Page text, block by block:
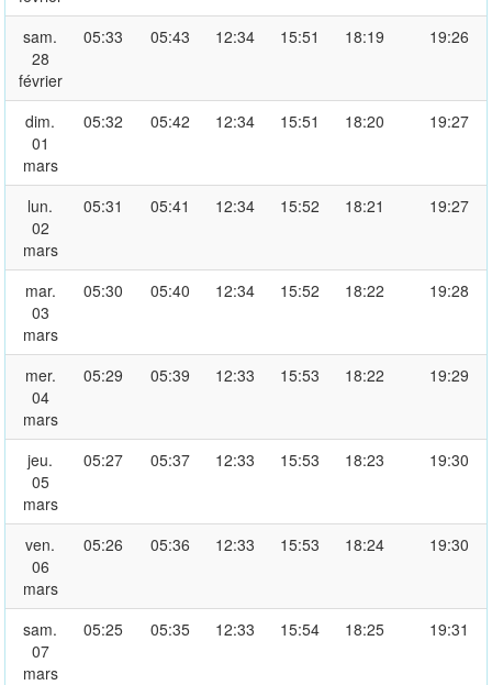
sam.
28
février
05:33 05:43 12:34 15:51 18:19 19:26
dim.
01
mars
05:32 05:42 12:34 15:51 18:20 19:27
lun.
02
mars
05:31 05:41 12:34 15:52 18:21 19:27
mar.
03
mars
05:30 05:40 12:34 15:52 18:22 19:28
mer.
04
mars
05:29 05:39 12:33 15:53 18:22 19:29
jeu.
05
mars
05:27 05:37 12:33 15:53 18:23 19:30
ven.
06
mars
05:26 05:36 12:33 15:53 18:24 19:30
sam.
07
mars
05:25 05:35 12:33 15:54 18:25 19:31